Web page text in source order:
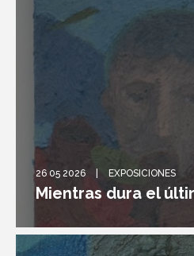
26 05 2026 EXPOSICIONES
Mientras dura el